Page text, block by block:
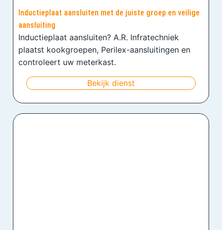
Inductieplaat aansluiten met de juiste groep en veilige
aansluiting
Inductieplaat aansluiten? A.R. Infratechniek
plaatst kookgroepen, Perilex-aansluitingen en
controleert uw meterkast.
Bekijk dienst